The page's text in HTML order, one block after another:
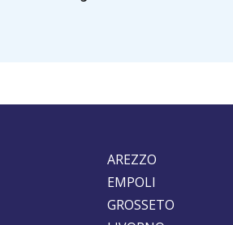
AREZZO
EMPOLI
GROSSETO